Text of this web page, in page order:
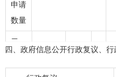
申请
数量
二、
四、政府信息公开行政复议、